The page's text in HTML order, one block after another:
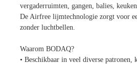
vergaderruimten, gangen, balies,
De Airfree lijmtechnologie zorgt voor
zonder luchtbellen.
Waarom BODAQ?
• Beschikbaar in veel diverse patronen,